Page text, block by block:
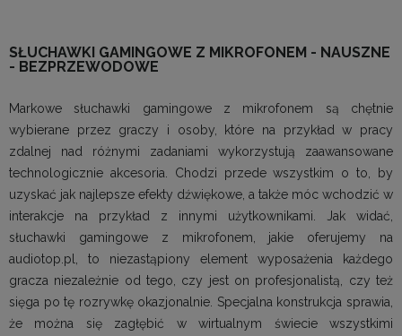
SŁUCHAWKI GAMINGOWE Z MIKROFONEM - NAUSZNE
- BEZPRZEWODOWE
Markowe słuchawki gamingowe z mikrofonem są chętnie
wybierane przez graczy i osoby, które na przykład w pracy
zdalnej nad różnymi zadaniami wykorzystują zaawansowane
technologicznie akcesoria. Chodzi przede wszystkim o to, by
uzyskać jak najlepsze efekty dźwiękowe, a także móc wchodzić w
interakcje na przykład z innymi użytkownikami. Jak widać,
słuchawki gamingowe z mikrofonem, jakie oferujemy na
audiotop.pl, to niezastąpiony element wyposażenia każdego
gracza niezależnie od tego, czy jest on profesjonalistą, czy też
sięga po tę rozrywkę okazjonalnie. Specjalna konstrukcja sprawia,
że można się zagłębić w wirtualnym świecie wszystkimi